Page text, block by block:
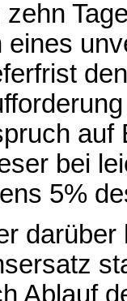
bei
5%
Ablauf